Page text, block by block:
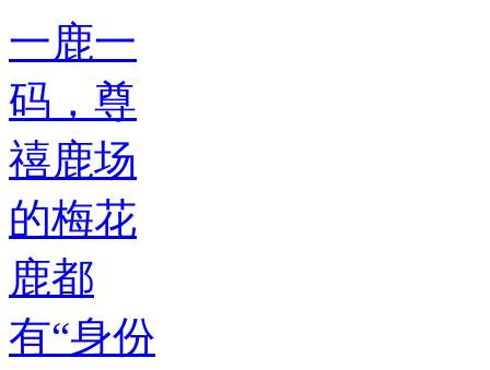
一鹿一
码，尊
禧鹿场
的梅花
鹿都
有“身份